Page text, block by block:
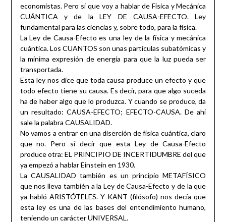
economistas. Pero sí que voy a hablar de Física y Mecánica
CUÁNTICA y de la LEY DE CAUSA-EFECTO. Ley
fundamental para las ciencias y, sobre todo, para la física.
La Ley de Causa-Efecto es una ley de la física y mecánica
cuántica. Los CUANTOS son unas partículas subatómicas y
la mínima expresión de energía para que la luz pueda ser
transportada.
Esta ley nos dice que toda causa produce un efecto y que
todo efecto tiene su causa. Es decir, para que algo suceda
ha de haber algo que lo produzca. Y cuando se produce, da
un resultado: CAUSA-EFECTO; EFECTO-CAUSA. De ahí
sale la palabra CAUSALIDAD.
No vamos a entrar en una diserción de física cuántica, claro
que no. Pero sí decir que esta Ley de Causa-Efecto
produce otra: EL PRINCIPIO DE INCERTIDUMBRE del que
ya empezó a hablar Einstein en 1930.
La CAUSALIDAD también es un principio METAFÍSICO
que nos lleva también a la Ley de Causa-Efecto y de la que
ya habló ARISTÓTELES. Y KANT (filósofo) nos decía que
esta ley es una de las bases del entendimiento humano,
teniendo un carácter UNIVERSAL.